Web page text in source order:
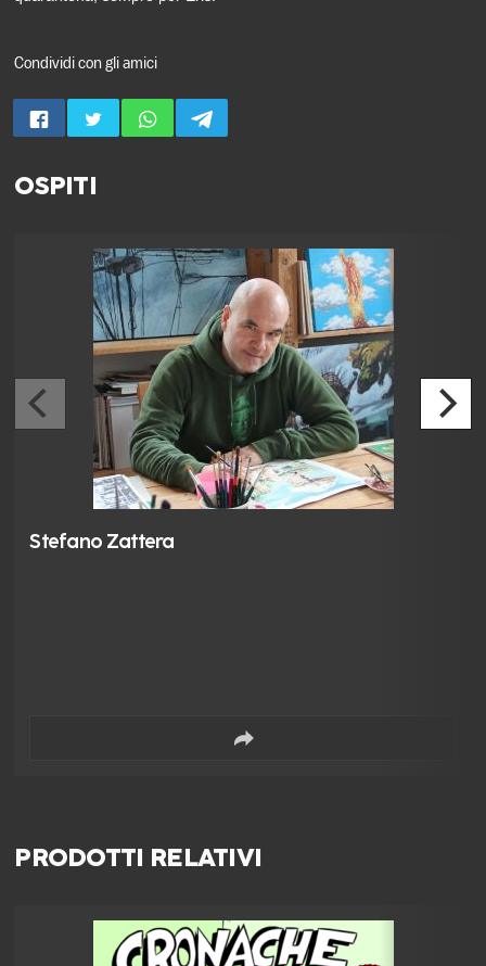
Condividi con gli amici
OSPITI
Stefano Zattera
PRODOTTI RELATIVI